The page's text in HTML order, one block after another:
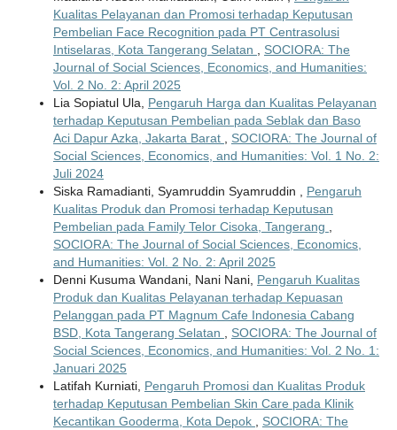
Kualitas Pelayanan dan Promosi terhadap Keputusan
Pembelian Face Recognition pada PT Centrasolusi
Intiselaras, Kota Tangerang Selatan , SOCIORA: The
Journal of Social Sciences, Economics, and Humanities:
Vol. 2 No. 2: April 2025
Lia Sopiatul Ula, Pengaruh Harga dan Kualitas Pelayanan
terhadap Keputusan Pembelian pada Seblak dan Baso
Aci Dapur Azka, Jakarta Barat , SOCIORA: The Journal of
Social Sciences, Economics, and Humanities: Vol. 1 No. 2:
Juli 2024
Siska Ramadianti, Syamruddin Syamruddin , Pengaruh
Kualitas Produk dan Promosi terhadap Keputusan
Pembelian pada Family Telor Cisoka, Tangerang ,
SOCIORA: The Journal of Social Sciences, Economics,
and Humanities: Vol. 2 No. 2: April 2025
Denni Kusuma Wandani, Nani Nani, Pengaruh Kualitas
Produk dan Kualitas Pelayanan terhadap Kepuasan
Pelanggan pada PT Magnum Cafe Indonesia Cabang
BSD, Kota Tangerang Selatan , SOCIORA: The Journal of
Social Sciences, Economics, and Humanities: Vol. 2 No. 1:
Januari 2025
Latifah Kurniati, Pengaruh Promosi dan Kualitas Produk
terhadap Keputusan Pembelian Skin Care pada Klinik
Kecantikan Gooderma, Kota Depok , SOCIORA: The